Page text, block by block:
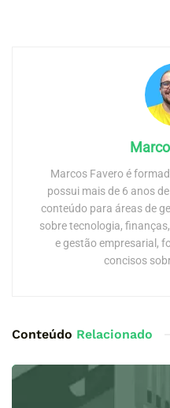
Marcos Favero é
possui mais de 6 anos
conteúdo para áreas de
sobre tecnologia,
e gestão empresarial,
concisos
Conteúdo Relacionado